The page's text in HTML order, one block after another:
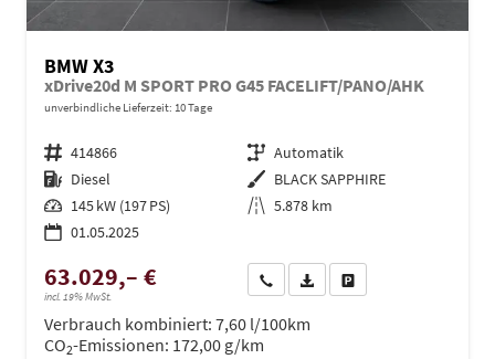
BMW X3
xDrive20d M SPORT PRO G45 FACELIFT/PANO/AHK
unverbindliche Lieferzeit: 10 Tage
Fahrzeugnr. 414866 Getriebe Automatik
Kraftstoff Diesel Außenfarbe BLACK SAPPHIRE
Leistung 145 kW (197 PS) Kilometerstand 5.878 km
01.05.2025
63.029,– €
incl. 19% MwSt.
Wir rufen Sie anPDF-Datei, Fahrzeugexposé
Verbrauch kombiniert: 7,60 l/100km
CO2-Emissionen: 172,00 g/km